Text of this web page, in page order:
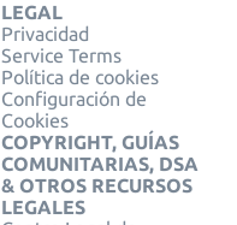
LEGAL
Privacidad
Service Terms
Política de cookies
Configuración de
Cookies
COPYRIGHT, GUÍAS
COMUNITARIAS, DSA
& OTROS RECURSOS
LEGALES